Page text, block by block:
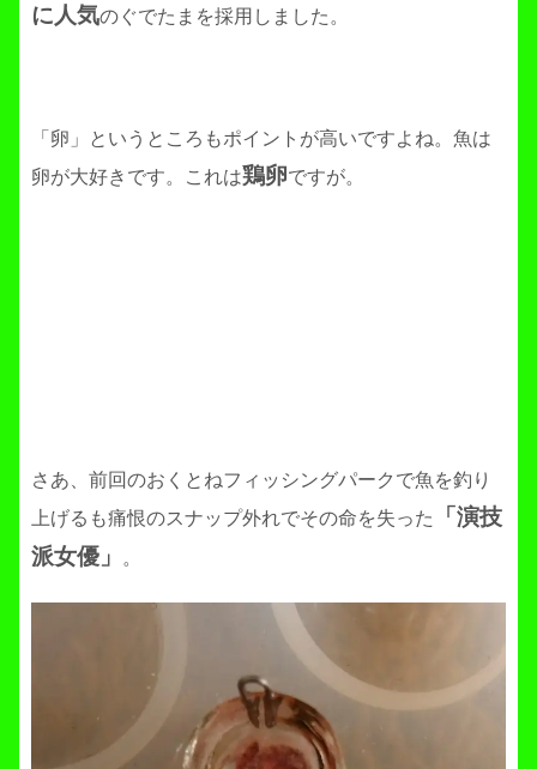
に人気のぐでたまを採用しました。
「卵」というところもポイントが高いですよね。魚は
卵が大好きです。これは鶏卵ですが。
さあ、前回のおくとねフィッシングパークで魚を釣り
上げるも痛恨のスナップ外れでその命を失った
「演技
派女優」
。